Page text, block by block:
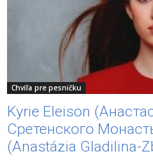
Chvíľa pre pesničku
Kyrie Eleison
Сретенского
(Anastázia Gladilina-